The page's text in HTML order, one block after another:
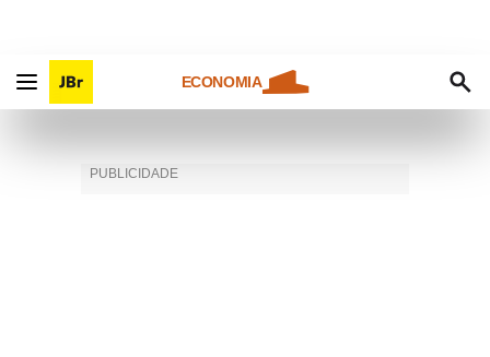
ECONOMIA